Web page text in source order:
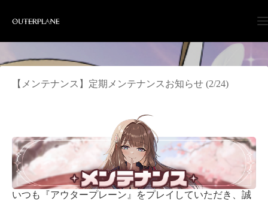
content
【メンテナンス】定期メンテナンスお知らせ (2/24)
いつも『アウタープレーン』をプレイしていただき、誠